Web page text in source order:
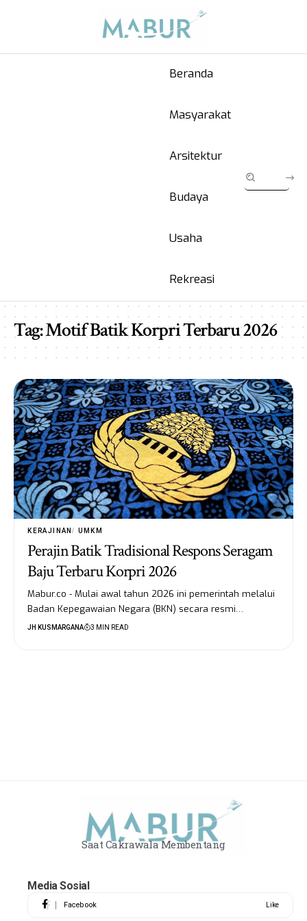
Beranda
Masyarakat
Arsitektur
Budaya
Usaha
Rekreasi
Tag:Motif Batik Korpri Terbaru 2026
KERAJINAN UMKM
Perajin Batik Tradisional Respons Seragam
Baju Terbaru Korpri 2026
Mabur.co - Mulai awal tahun 2026 ini pemerintah melalui
Badan Kepegawaian Negara (BKN) secara resmi…
JH KUSMARGANA 3 MIN READ
Saat Cakrawala Membentang
Media Sosial
Facebook Like